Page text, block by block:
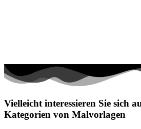
Vielleicht interessieren Sie sich
Kategorien von Malvorlagen